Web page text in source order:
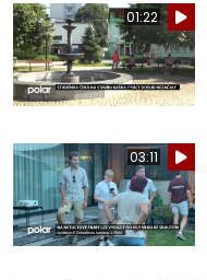
01:22
03:11